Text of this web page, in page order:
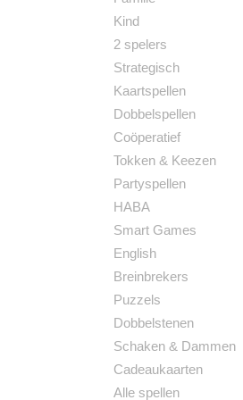
Kind
2 spelers
Strategisch
Kaartspellen
Dobbelspellen
Coöperatief
Tokken & Keezen
Partyspellen
HABA
Smart Games
English
Breinbrekers
Puzzels
Dobbelstenen
Schaken & Dammen
Cadeaukaarten
Alle spellen